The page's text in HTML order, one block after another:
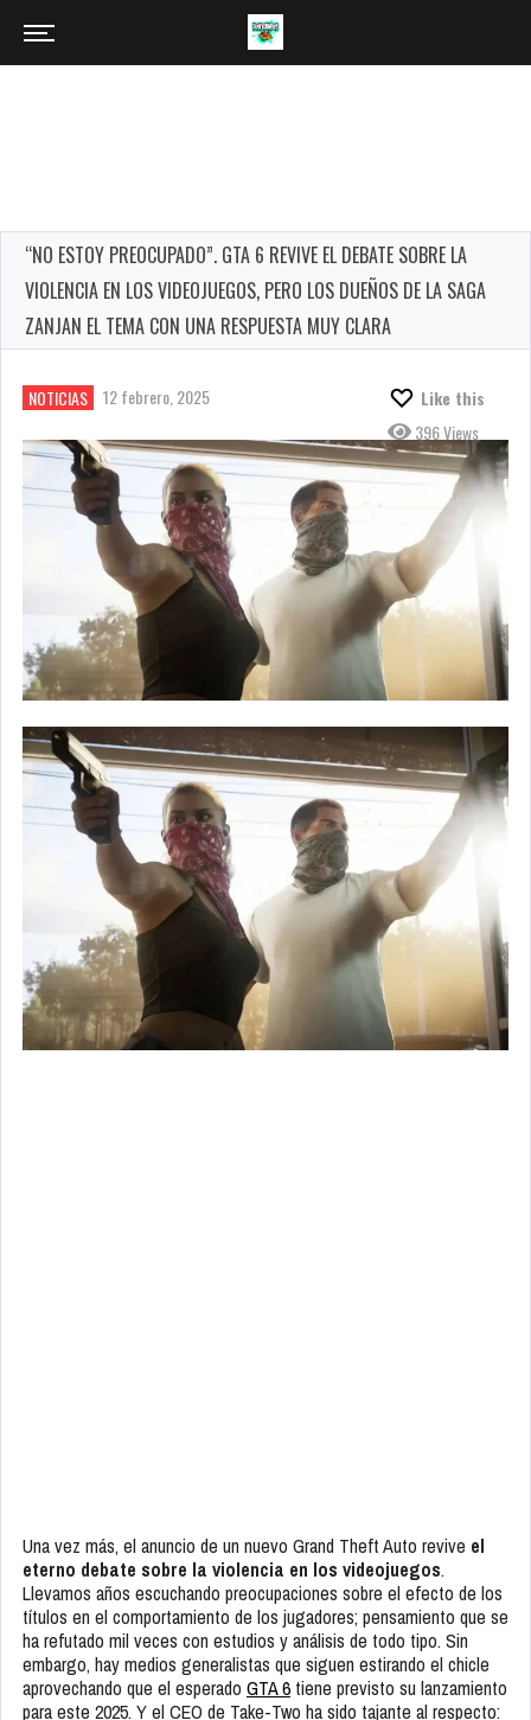
“NO ESTOY PREOCUPADO”. GTA 6 REVIVE EL DEBATE SOBRE LA
VIOLENCIA EN LOS VIDEOJUEGOS, PERO LOS DUEÑOS DE LA SAGA
ZANJAN EL TEMA CON UNA RESPUESTA MUY CLARA
NOTICIAS 12 febrero, 2025
Like this
396 Views
Una vez más, el anuncio de un nuevo Grand Theft Auto revive el
eterno debate sobre la violencia en los videojuegos.
Llevamos años escuchando preocupaciones sobre el efecto de los
títulos en el comportamiento de los jugadores; pensamiento que se
ha refutado mil veces con estudios y análisis de todo tipo. Sin
embargo, hay medios generalistas que siguen estirando el chicle
aprovechando que el esperado GTA 6 tiene previsto su lanzamiento
para este 2025. Y el CEO de Take-Two ha sido tajante al respecto: